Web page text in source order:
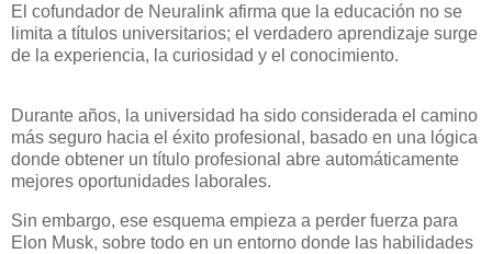
El cofundador de Neuralink afirma que la educación no se
limita a títulos universitarios; el verdadero aprendizaje surge
de la experiencia, la curiosidad y el conocimiento.
Durante años, la universidad ha sido considerada el camino
más seguro hacia el éxito profesional, basado en una lógica
donde obtener un título profesional abre automáticamente
mejores oportunidades laborales.
Sin embargo, ese esquema empieza a perder fuerza para
Elon Musk, sobre todo en un entorno donde las habilidades